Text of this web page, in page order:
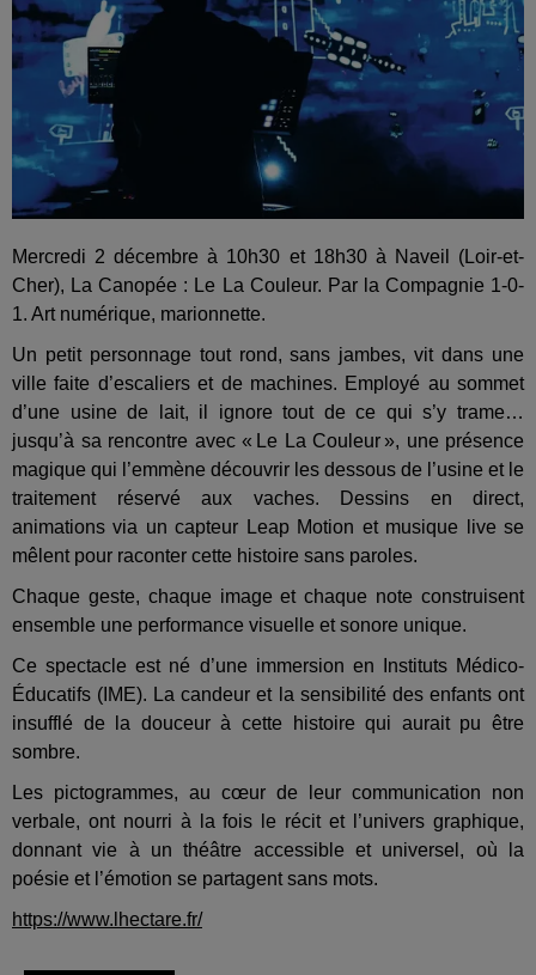
Mercredi 2 décembre à 10h30 et 18h30 à Naveil (Loir-et-
Cher), La Canopée : Le La Couleur. Par la Compagnie 1-0-
1. Art numérique, marionnette.
Un petit personnage tout rond, sans jambes, vit dans une
ville faite d’escaliers et de machines. Employé au sommet
d’une usine de lait, il ignore tout de ce qui s’y trame…
jusqu’à sa rencontre avec « Le La Couleur », une présence
magique qui l’emmène découvrir les dessous de l’usine et le
traitement réservé aux vaches. Dessins en direct,
animations via un capteur Leap Motion et musique live se
mêlent pour raconter cette histoire sans paroles.
Chaque geste, chaque image et chaque note construisent
ensemble une performance visuelle et sonore unique.
Ce spectacle est né d’une immersion en Instituts Médico-
Éducatifs (IME). La candeur et la sensibilité des enfants ont
insufflé de la douceur à cette histoire qui aurait pu être
sombre.
Les pictogrammes, au cœur de leur communication non
verbale, ont nourri à la fois le récit et l’univers graphique,
donnant vie à un théâtre accessible et universel, où la
poésie et l’émotion se partagent sans mots.
https://www.lhectare.fr/